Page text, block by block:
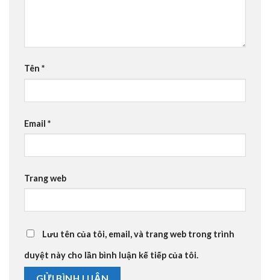
Tên *
Email *
Trang web
Lưu tên của tôi, email, và trang web trong trình
duyệt này cho lần bình luận kế tiếp của tôi.